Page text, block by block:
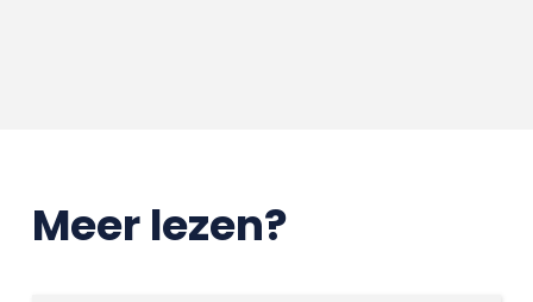
Meer lezen?